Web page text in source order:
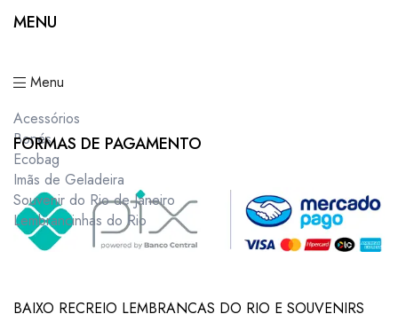
MENU
Menu
Acessórios
Bonés
Ecobag
Imãs de Geladeira
Souvenir do Rio de Janeiro
Lembrancinhas do Rio
FORMAS DE PAGAMENTO
BAIXO RECREIO LEMBRANCAS DO RIO E SOUVENIRS